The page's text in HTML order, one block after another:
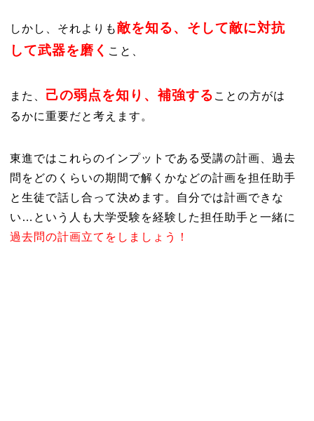
しかし、それよりも敵を知る、そして敵に対抗
して武器を磨く こと
また、 己の弱点を知り、補強する ことの方がは
るかに重要だと考えます。
東進ではこれらのインプットである受講の計画、過去
問をどのくらいの期間で解くかなどの計画を担任助手
と生徒で話し合って決めます。自分では計画できな
い…という人も大学受験を経験した担任助手と一緒に
過去問の計画立てをしましょう！